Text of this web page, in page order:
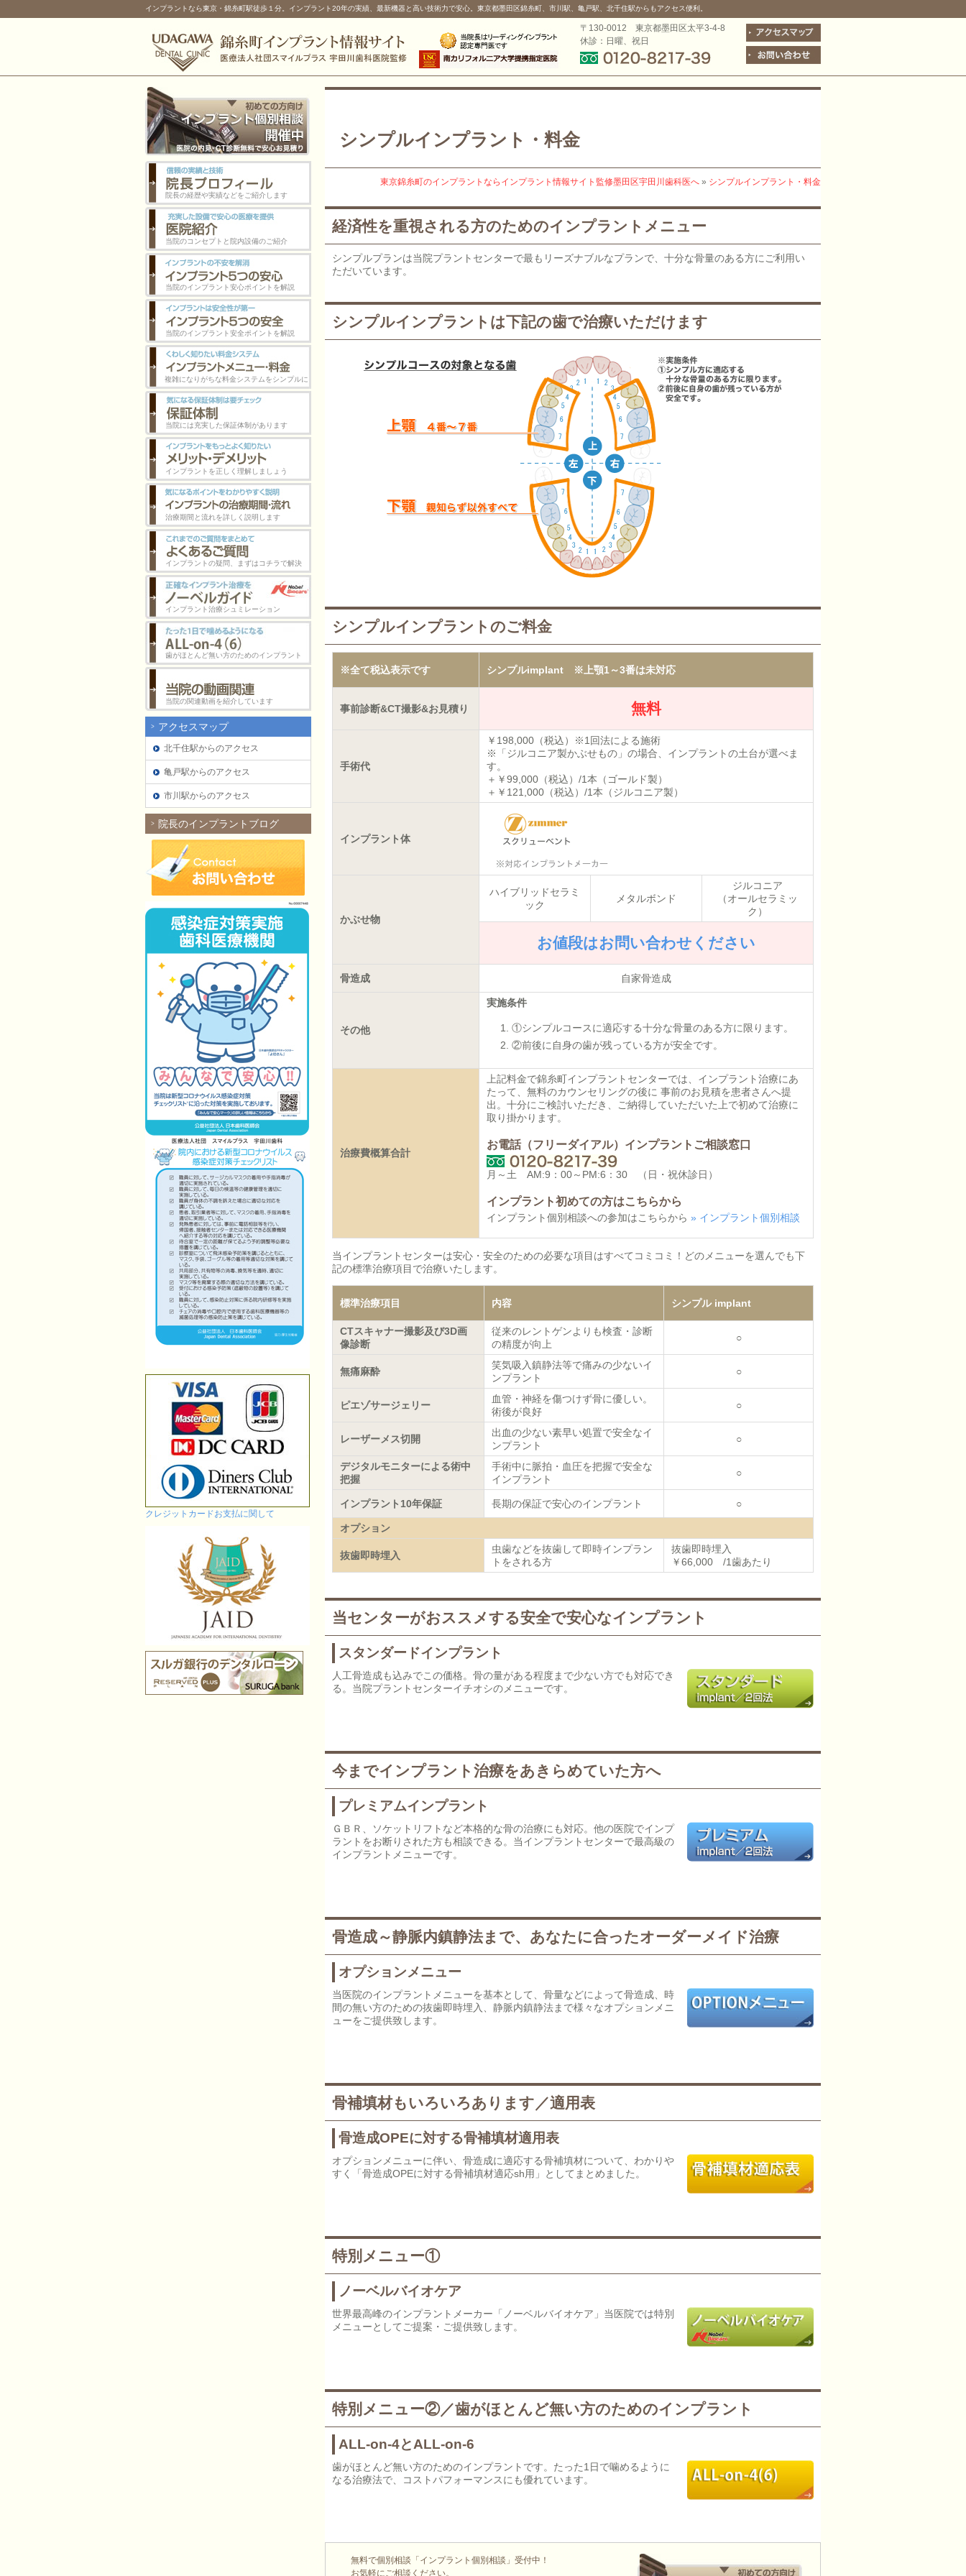
インプラントなら東京・錦糸町駅徒歩１分。インプラント20年の実績、最新機器と高い技術力で安心。東京都墨田区錦糸町、市川駅、亀戸駅、北千住駅からもアクセス便利。
〒130-0012 東京都墨田区太平3-4-8
休診：日曜、祝日
シンプルインプラント・料金
東京錦糸町のインプラントならインプラント情報サイト監修墨田区宇田川歯科医へ » シンプルインプラント・料金
経済性を重視される方のためのインプラントメニュー
シンプルプランは当院プラントセンターで最もリーズナブルなプランで、十分な骨量のある方にご利用い
ただいています。
シンプルインプラントは下記の歯で治療いただけます
シンプルインプラントのご料金
※全て税込表示です シンプルimplant ※上顎1～3番は未対応
事前診断&CT撮影&お見積り 無料
手術代
￥198,000（税込）※1回法による施術
※「ジルコニア製かぶせもの」の場合、インプラントの土台が選べま
す。
＋￥99,000（税込）/1本（ゴールド製）
＋￥121,000（税込）/1本（ジルコニア製）
インプラント体
かぶせ物
ハイブリッドセラミ
ック
メタルボンド
ジルコニア
（オールセラミッ
ク）
お値段はお問い合わせください
骨造成 自家骨造成
その他
実施条件
①シンプルコースに適応する十分な骨量のある方に限ります。
②前後に自身の歯が残っている方が安全です。
治療費概算合計
上記料金で錦糸町インプラントセンターでは、インプラント治療にあ
たって、無料のカウンセリングの後に 事前のお見積を患者さんへ提
出。十分にご検討いただき、ご納得していただいた上で初めて治療に
取り掛かります。
お電話（フリーダイアル）インプラントご相談窓口
月～土 AM:9：00～PM:6：30 （日・祝休診日）
インプラント初めての方はこちらから
インプラント個別相談への参加はこちらから » インプラント個別相談
当インプラントセンターは安心・安全のための必要な項目はすべてコミコミ！どのメニューを選んでも下
記の標準治療項目で治療いたします。
標準治療項目 内容 シンプル implant
CTスキャナー撮影及び3D画
像診断
従来のレントゲンよりも検査・診断
の精度が向上
○
無痛麻酔
笑気吸入鎮静法等で痛みの少ないイ
ンプラント
○
ピエゾサージェリー
血管・神経を傷つけず骨に優しい。
術後が良好
○
レーザーメス切開
出血の少ない素早い処置で安全なイ
ンプラント
○
デジタルモニターによる術中
把握
手術中に脈拍・血圧を把握で安全な
インプラント
○
インプラント10年保証 長期の保証で安心のインプラント ○
オプション
抜歯即時埋入
虫歯などを抜歯して即時インプラン
トをされる方
抜歯即時埋入
￥66,000 /1歯あたり
当センターがおススメする安全で安心なインプラント
スタンダードインプラント
人工骨造成も込みでこの価格。骨の量がある程度まで少ない方でも対応でき
る。当院プラントセンターイチオシのメニューです。
今までインプラント治療をあきらめていた方へ
プレミアムインプラント
ＧＢＲ、ソケットリフトなど本格的な骨の治療にも対応。他の医院でインプ
ラントをお断りされた方も相談できる。当インプラントセンターで最高級の
インプラントメニューです。
骨造成～静脈内鎮静法まで、あなたに合ったオーダーメイド治療
オプションメニュー
当医院のインプラントメニューを基本として、骨量などによって骨造成、時
間の無い方のための抜歯即時埋入、静脈内鎮静法まで様々なオプションメニ
ューをご提供致します。
骨補填材もいろいろあります／適用表
骨造成OPEに対する骨補填材適用表
オプションメニューに伴い、骨造成に適応する骨補填材について、わかりや
すく「骨造成OPEに対する骨補填材適応sh用」としてまとめました。
特別メニュー①
ノーベルバイオケア
世界最高峰のインプラントメーカー「ノーベルバイオケア」当医院では特別
メニューとしてご提案・ご提供致します。
特別メニュー②／歯がほとんど無い方のためのインプラント
ALL-on-4とALL-on-6
歯がほとんど無い方のためのインプラントです。たった1日で噛めるように
なる治療法で、コストパフォーマンスにも優れています。
無料で個別相談「インプラント個別相談」受付中！
お気軽にご相談ください。
院長の経歴や実績などをご紹介します
当院のコンセプトと院内設備のご紹介
当院のインプラント安心ポイントを解説
当院のインプラント安全ポイントを解説
複雑になりがちな料金システムをシンプルに
当院には充実した保証体制があります
インプラントを正しく理解しましょう
治療期間と流れを詳しく説明します
インプラントの疑問、まずはコチラで解決
インプラント治療シュミレーション
歯がほとんど無い方のためのインプラント
当院の関連動画を紹介しています
アクセスマップ
北千住駅からのアクセス
亀戸駅からのアクセス
市川駅からのアクセス
院長のインプラントブログ
クレジットカードお支払に関して